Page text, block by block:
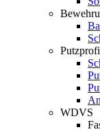
WDVS